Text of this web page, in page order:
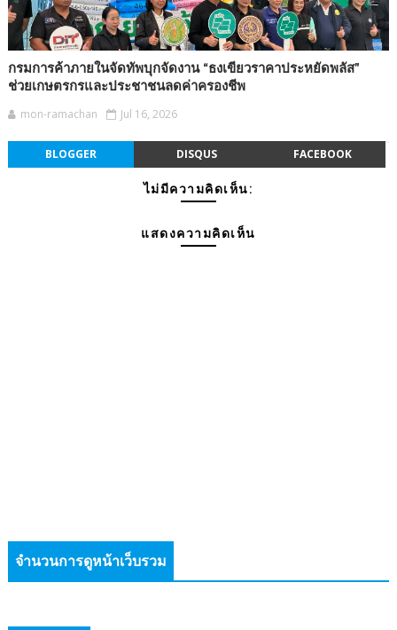
กรมการค้าภายในจัดทัพบุกจัดงาน “ธงเขียวราคาประหยัดพลัส”
ช่วยเกษตรกรและประชาชนลดค่าครองชีพ
mon-ramachan Jul 16, 2026
BLOGGER DISQUS FACEBOOK
ไม่มีความคิดเห็น:
แสดงความคิดเห็น
จำนวนการดูหน้าเว็บรวม